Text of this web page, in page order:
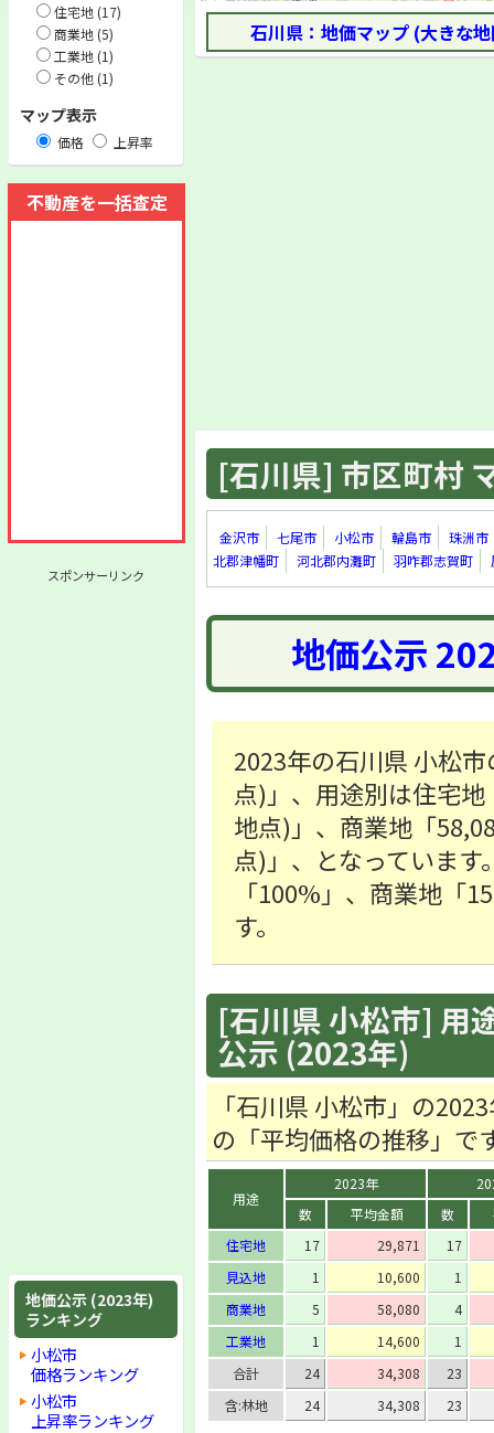
住宅地 (17)
商業地 (5)
工業地 (1)
その他 (1)
マップ表示
価格 上昇率
不動産を一括査定
スポンサーリンク
地価公示 (2023年)
ランキング
小松市
価格ランキング
小松市
上昇率ランキング
石川県：地価マップ (大きな
[石川県] 市区町村
金沢市 七尾市 小松市 輪島市
珠洲市
北郡津幡町
河北郡内灘町 羽咋郡志賀町
地価公示
2023年の石川県 小松
点)」、用途別は住宅
地点)」、商業地「
点)」、となっていま
「100%」、商業地「
す。
[石川県 小松市] 用
公示 (2023年)
「石川県 小松市」の
の「平均価格の推移」で
用途
2023年
数
平均金額 数
住宅地
17 29,871
17
見込地
1 10,600
1
商業地
5 58,080
4
工業地
1 14,600
1
合計
24 34,308
23
含:林地
24 34,308 23